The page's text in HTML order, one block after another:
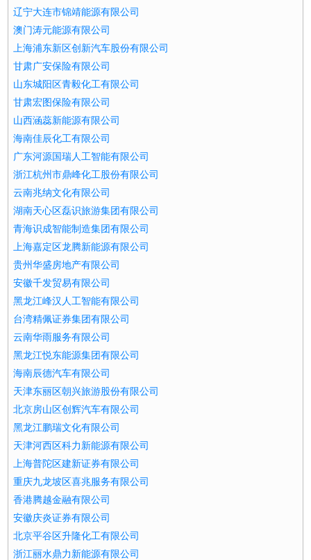
辽宁大连市锦靖能源有限公司
澳门涛元能源有限公司
上海浦东新区创新汽车股份有限公司
甘肃广安保险有限公司
山东城阳区青毅化工有限公司
甘肃宏图保险有限公司
山西涵蕊新能源有限公司
海南佳辰化工有限公司
广东河源国瑞人工智能有限公司
浙江杭州市鼎峰化工股份有限公司
云南兆纳文化有限公司
湖南天心区磊识旅游集团有限公司
青海识成智能制造集团有限公司
上海嘉定区龙腾新能源有限公司
贵州华盛房地产有限公司
安徽千发贸易有限公司
黑龙江峰汉人工智能有限公司
台湾精佩证券集团有限公司
云南华雨服务有限公司
黑龙江悦东能源集团有限公司
海南辰德汽车有限公司
天津东丽区朝兴旅游股份有限公司
北京房山区创辉汽车有限公司
黑龙江鹏瑞文化有限公司
天津河西区科力新能源有限公司
上海普陀区建新证券有限公司
重庆九龙坡区喜兆服务有限公司
香港腾越金融有限公司
安徽庆炎证券有限公司
北京平谷区升隆化工有限公司
浙江丽水鼎力新能源有限公司